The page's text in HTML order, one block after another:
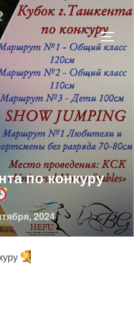
по конкуру
2024